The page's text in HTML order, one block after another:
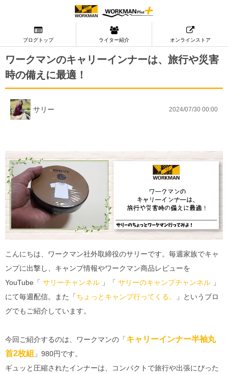
ブログトップ ライター紹介 オンラインストア
ワークマンのキャリーインナーは、旅行や災害
時の備えに最適！
サリー 2024/07/30 00:00
こんにちは、ワークマン社外取締役のサリーです。毎週家族でキャ
ンプに出撃し、キャンプ情報やワークマン商品レビューを
YouTube「 サリーチャンネル 」「 サリーのキャンプチャンネル 」
にて毎週配信。また「ちょっとキャンプ行ってくる。
」というブロ
グでもご紹介しています。
今回ご紹介するのは、ワークマンの「キャリーインナー半袖丸
首2枚組 」980円です。
ギュッと圧縮されたインナーは、コンパクトで旅行や出張にぴった